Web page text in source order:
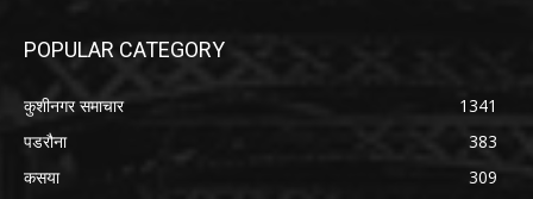
POPULAR CATEGORY
कुशीनगर समाचार
1341
पडरौना
383
कसया
309